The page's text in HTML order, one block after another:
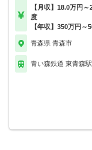
【月収】18.0万円
度
【年収】350万円～
青森県 青森市
青い森鉄道 東青森駅